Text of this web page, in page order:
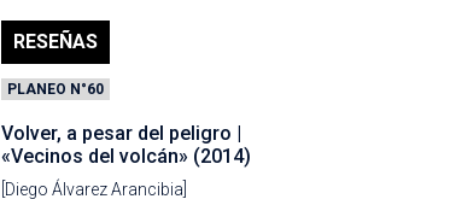
RESEÑAS
PLANEO N°60
Volver, a pesar del peligro |
«Vecinos del volcán» (2014)
[Diego Álvarez Arancibia]